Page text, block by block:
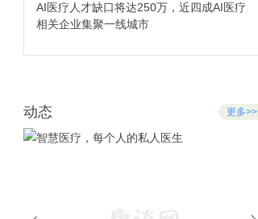
AI医疗人才缺口将达250万，近四成AI医疗
相关企业集聚一线城市
动态 更多>>